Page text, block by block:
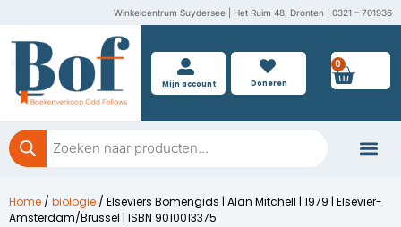
inhoud
Winkelcentrum Suydersee | Het Ruim 48, Dronten | 0321 – 701936
Mijn account Doneren
0
Producten
zoeken
Home / biologie / Elseviers Bomengids | Alan Mitchell | 1979 | Elsevier-
Amsterdam/Brussel | ISBN 9010013375